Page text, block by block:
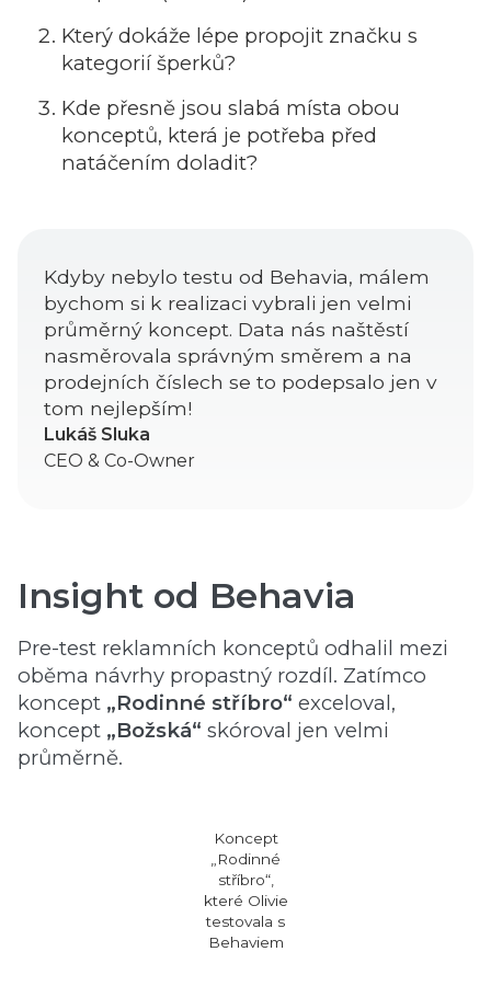
Který dokáže lépe propojit značku s
kategorií šperků?
Kde přesně jsou slabá místa obou
konceptů, která je potřeba před
natáčením doladit?
Kdyby nebylo testu od Behavia, málem
bychom si k realizaci vybrali jen velmi
průměrný koncept. Data nás naštěstí
nasměrovala správným směrem a na
prodejních číslech se to podepsalo jen v
tom nejlepším!
Lukáš Sluka
CEO & Co-Owner
Insight od Behavia
Pre-test reklamních konceptů odhalil mezi
oběma návrhy propastný rozdíl. Zatímco
koncept „Rodinné stříbro“ exceloval,
koncept „Božská“ skóroval jen velmi
průměrně.
Koncept
„Rodinné
stříbro“,
které Olivie
testovala s
Behaviem